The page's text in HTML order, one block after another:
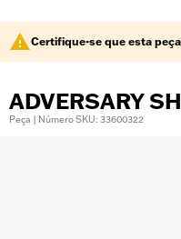
Certifique-se que esta
ADVERSARY
Peça | Número SKU: 33600322